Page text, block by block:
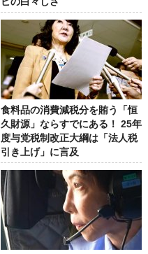
食料品の消費減税分を賄う「恒
久財源」ならすでにある！ 25年
度与党税制改正大綱は「法人税
引き上げ」に言及